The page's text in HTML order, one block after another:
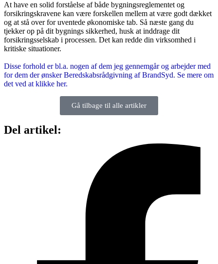
At have en solid forståelse af både bygningsreglementet og
forsikringskravene kan være forskellen mellem at være godt dækket
og at stå over for uventede økonomiske tab. Så næste gang du
tjekker op på dit bygnings sikkerhed, husk at inddrage dit
forsikringsselskab i processen. Det kan redde din virksomhed i
kritiske situationer.
Disse forhold er bl.a. nogen af dem jeg gennemgår og arbejder med
for dem der ønsker Beredskabsrådgivning af BrandSyd. Se mere om
det ved at klikke her.
Gå tilbage til alle artikler
Del artikel: